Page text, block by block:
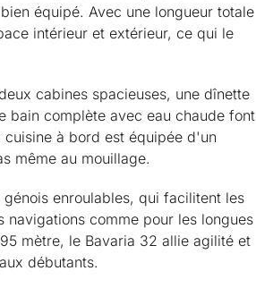
équipé. Avec une longueur totale
intérieur et extérieur, ce qui le
cabines spacieuses, une dînette
bain complète avec eau chaude font
à bord est équipée d'un
même au mouillage.
enroulables, qui facilitent les
comme pour les longues
mètre, le Bavaria 32 allie agilité et
débutants.